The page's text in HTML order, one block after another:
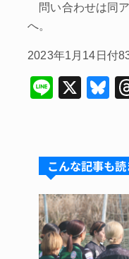
問い合わせは同
へ。
2023年1月14日付
Li
X
Bl
s
k
y
こんな記事も読